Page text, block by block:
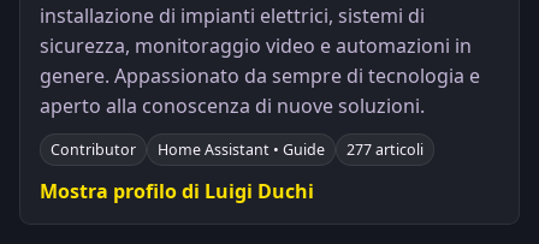
installazione di impianti elettrici, sistemi di
sicurezza, monitoraggio video e automazioni in
genere. Appassionato da sempre di tecnologia e
aperto alla conoscenza di nuove soluzioni.
Contributor Home Assistant • Guide 277 articoli
Mostra profilo di Luigi Duchi